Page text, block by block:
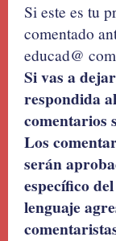
Si este es tu
comentado
educad@
Si vas a
respondida
comentarios
Los
serán
específico
lenguaje